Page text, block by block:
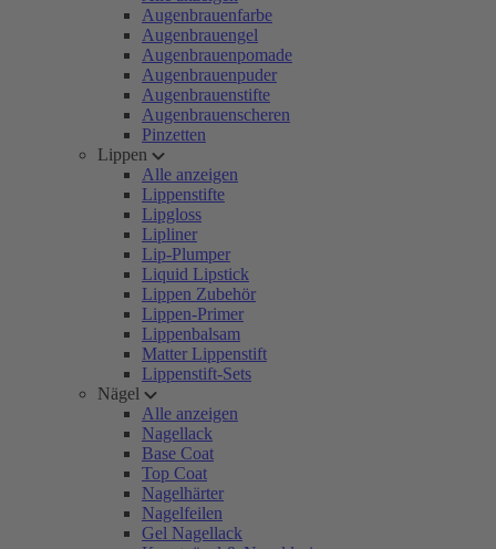
Augenbrauenfarbe
Augenbrauengel
Augenbrauenpomade
Augenbrauenpuder
Augenbrauenstifte
Augenbrauenscheren
Pinzetten
Lippen
Alle anzeigen
Lippenstifte
Lipgloss
Lipliner
Lip-Plumper
Liquid Lipstick
Lippen Zubehör
Lippen-Primer
Lippenbalsam
Matter Lippenstift
Lippenstift-Sets
Nägel
Alle anzeigen
Nagellack
Base Coat
Top Coat
Nagelhärter
Nagelfeilen
Gel Nagellack